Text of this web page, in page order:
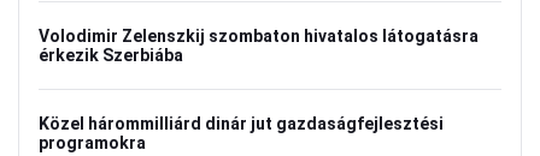
Volodimir Zelenszkij szombaton hivatalos látogatásra
érkezik Szerbiába
Közel hárommilliárd dinár jut gazdaságfejlesztési
programokra